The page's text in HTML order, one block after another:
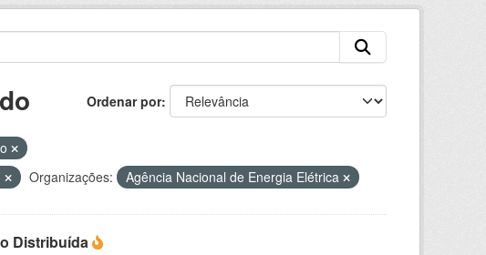
Ordenar por
Organizações: Agência Nacional de Energia Elétrica
Distribuída